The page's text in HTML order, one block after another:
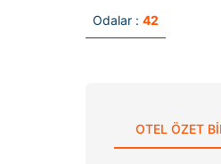
Odalar : 42
OTEL ÖZET